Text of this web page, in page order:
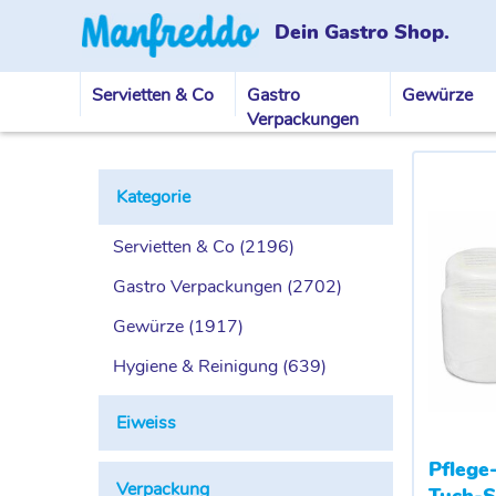
Dein Gastro Shop.
Servietten & Co
Gastro
Verpackungen
Gewürze
Kategorie
Servietten & Co (2196)
Gastro Verpackungen (2702)
Gewürze (1917)
Hygiene & Reinigung (639)
Eiweiss
Verpackung